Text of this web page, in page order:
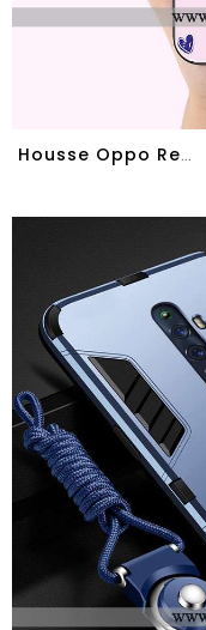
Housse Oppo Reno2 Z Créatif Ultra Protection Tendance Tout Compris Difficile Net Rouge Rose